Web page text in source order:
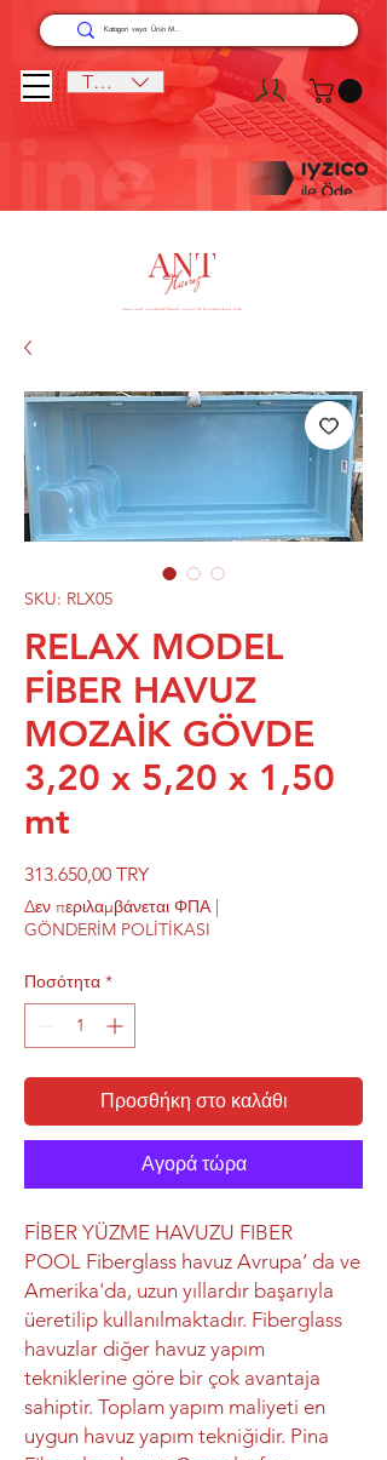
TRY (₺)
SKU: RLX05
RELAX MODEL
FİBER HAVUZ
MOZAİK GÖVDE
3,20 x 5,20 x 1,50
mt
313.650,00 TRYΤιμή
Δεν περιλαμβάνεται ΦΠΑ|
GÖNDERİM POLİTİKASI
Ποσότητα *
Προσθήκη στο καλάθι
Αγορά τώρα
FİBER YÜZME HAVUZU FIBER
POOL Fiberglass havuz Avrupa’ da ve
Amerika'da, uzun yıllardır başarıyla
üeretilip kullanılmaktadır. Fiberglass
havuzlar diğer havuz yapım
tekniklerine göre bir çok avantaja
sahiptir. Toplam yapım maliyeti en
uygun havuz yapım tekniğidir. Pina